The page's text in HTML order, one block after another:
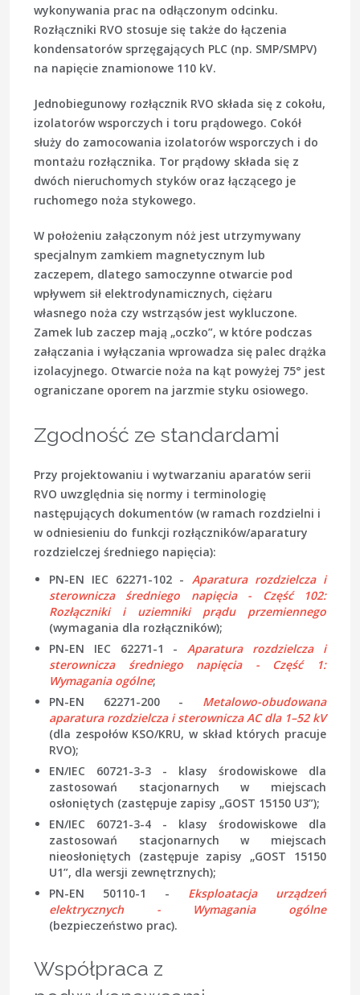
wykonywania prac na odłączonym odcinku.
Rozłączniki RVO stosuje się także do łączenia
kondensatorów sprzęgających PLC (np. SMP/SMPV)
na napięcie znamionowe 110 kV.
Jednobiegunowy rozłącznik RVO składa się z cokołu,
izolatorów wsporczych i toru prądowego. Cokół
służy do zamocowania izolatorów wsporczych i do
montażu rozłącznika. Tor prądowy składa się z
dwóch nieruchomych styków oraz łączącego je
ruchomego noża stykowego.
W położeniu załączonym nóż jest utrzymywany
specjalnym zamkiem magnetycznym lub
zaczepem, dlatego samoczynne otwarcie pod
wpływem sił elektrodynamicznych, ciężaru
własnego noża czy wstrząsów jest wykluczone.
Zamek lub zaczep mają „oczko”, w które podczas
załączania i wyłączania wprowadza się palec drążka
izolacyjnego. Otwarcie noża na kąt powyżej 75° jest
ograniczane oporem na jarzmie styku osiowego.
Zgodność ze standardami
Przy projektowaniu i wytwarzaniu aparatów serii
RVO uwzględnia się normy i terminologię
następujących dokumentów (w ramach rozdzielni i
w odniesieniu do funkcji rozłączników/aparatury
rozdzielczej średniego napięcia):
PN-EN IEC 62271-102 - Aparatura rozdzielcza i
sterownicza średniego napięcia - Część 102:
Rozłączniki i uziemniki prądu przemiennego
(wymagania dla rozłączników);
PN-EN IEC 62271-1 -Aparatura rozdzielcza i
sterownicza średniego napięcia - Część 1:
Wymagania ogólne;
PN-EN 62271-200- Metalowo-obudowana
aparatura rozdzielcza i sterownicza AC dla 1–52 kV
(dla zespołów KSO/KRU, w skład których pracuje
RVO);
EN/IEC 60721-3-3- klasy środowiskowe dla
zastosowań stacjonarnych w miejscach
osłoniętych (zastępuje zapisy „GOST 15150 U3”);
EN/IEC 60721-3-4- klasy środowiskowe dla
zastosowań stacjonarnych w miejscach
nieosłoniętych (zastępuje zapisy „GOST 15150
U1”, dla wersji zewnętrznych);
PN-EN 50110-1
- Eksploatacja urządzeń
elektrycznych - Wymagania ogólne
(bezpieczeństwo prac).
Współpraca z